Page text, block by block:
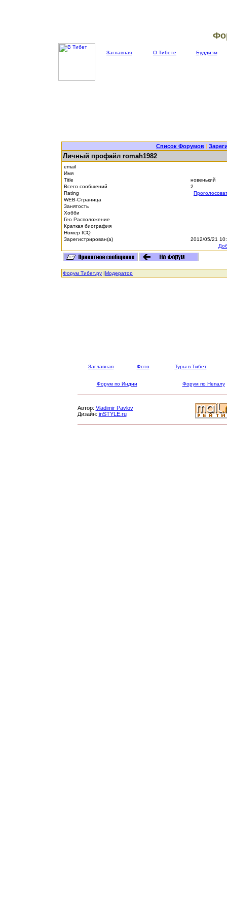
Заглавная О Тибете Буддизм
Список Форумов |
Личный профайл romah1982
email
Имя
Title
новенький
Всего сообщений
2
Rating
WEB-Страница
Занятость
Хобби
Гео Расположение
Краткая биография
Номер ICQ
Зарегистрирован(а)
2012/05/21
Форум Тибет.ру |Модератор
Заглавная Фото Туры в Тибет
Форум по Индии Форум по Непалу
Автор: Vladimir Pavlov
Дизайн: inSTYLE.ru